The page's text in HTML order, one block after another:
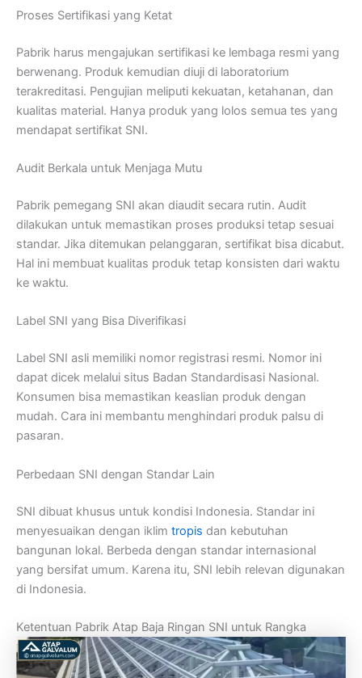
Proses Sertifikasi yang Ketat
Pabrik harus mengajukan sertifikasi ke lembaga resmi yang
berwenang. Produk kemudian diuji di laboratorium
terakreditasi. Pengujian meliputi kekuatan, ketahanan, dan
kualitas material. Hanya produk yang lolos semua tes yang
mendapat sertifikat SNI.
Audit Berkala untuk Menjaga Mutu
Pabrik pemegang SNI akan diaudit secara rutin. Audit
dilakukan untuk memastikan proses produksi tetap sesuai
standar. Jika ditemukan pelanggaran, sertifikat bisa dicabut.
Hal ini membuat kualitas produk tetap konsisten dari waktu
ke waktu.
Label SNI yang Bisa Diverifikasi
Label SNI asli memiliki nomor registrasi resmi. Nomor ini
dapat dicek melalui situs Badan Standardisasi Nasional.
Konsumen bisa memastikan keaslian produk dengan
mudah. Cara ini membantu menghindari produk palsu di
pasaran.
Perbedaan SNI dengan Standar Lain
SNI dibuat khusus untuk kondisi Indonesia. Standar ini
menyesuaikan dengan iklim tropis dan kebutuhan
bangunan lokal. Berbeda dengan standar internasional
yang bersifat umum. Karena itu, SNI lebih relevan digunakan
di Indonesia.
Ketentuan Pabrik Atap Baja Ringan SNI untuk Rangka